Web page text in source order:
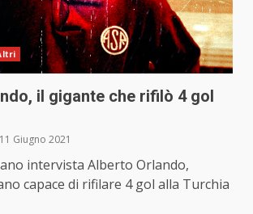
il gigante che rifilò 4 gol
11 Giugno 2021
intervista Alberto Orlando,
capace di rifilare 4 gol alla Turchia